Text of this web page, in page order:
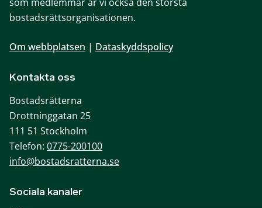
bostadsrättsorganisationen.
Om webbplatsen | Dataskyddspolicy
Kontakta oss
Bostadsrätterna
Drottninggatan 25
111 51 Stockholm
Telefon: 0775-200100
info@bostadsratterna.se
Sociala kanaler